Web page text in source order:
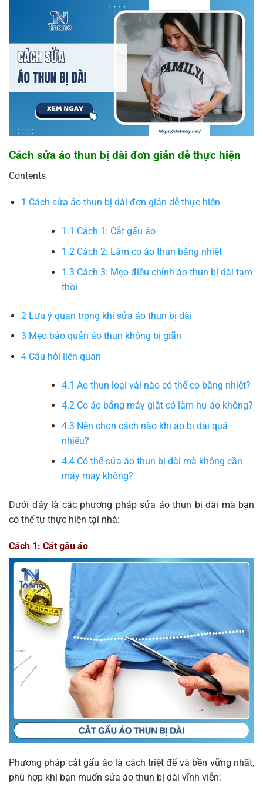
Cách sửa áo thun bị dài đơn giản dễ thực hiện
Contents
1 Cách sửa áo thun bị dài đơn giản dễ thực hiện
1.1 Cách 1: Cắt gấu áo
1.2Cách 2: Làm co áo thun bằng nhiệt
1.3 Cách 3: Mẹo điều chỉnh áo thun bị dài tạm
thời
2 Lưu ý quan trọng khi sửa áo thun bị dài
3 Mẹo bảo quản áo thun không bị giãn
4Câu hỏi liên quan
4.1 Áo thun loại vải nào có thể co bằng nhiệt?
4.2Co áo bằng máy giặt có làm hư áo không?
4.3 Nên chọn cách nào khi áo bị dài quá
nhiều?
4.4Có thể sửa áo thun bị dài mà không cần
máy may không?
Dưới đây là các phương pháp sửa áo thun bị dài mà bạn
có thể tự thực hiện tại nhà:
Cách 1: Cắt gấu áo
Phương pháp cắt gấu áo là cách triệt để và bền vững nhất,
phù hợp khi bạn muốn sửa áo thun bị dài vĩnh viễn: